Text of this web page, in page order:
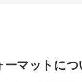
ーマットにつ